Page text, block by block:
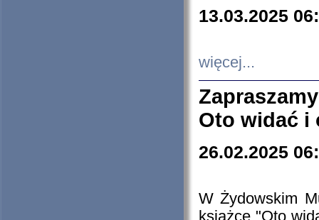
13.03.2025
więcej...
Oto widać i
26.02.2025
W Żydowskim
książce "Oto